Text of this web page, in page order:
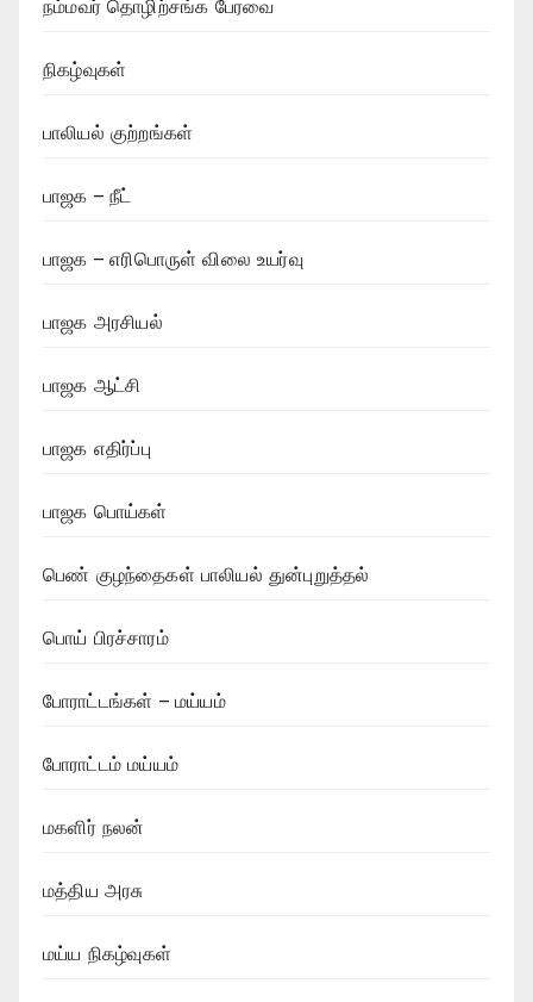
நம்மவர் தொழிற்சங்க பேரவை
நிகழ்வுகள்
பாலியல் குற்றங்கள்
பாஜக – நீட்
பாஜக – எரிபொருள் விலை உயர்வு
பாஜக அரசியல்
பாஜக ஆட்சி
பாஜக எதிர்ப்பு
பாஜக பொய்கள்
பெண் குழந்தைகள் பாலியல் துன்புறுத்தல்
பொய் பிரச்சாரம்
போராட்டங்கள் – மய்யம்
போராட்டம் மய்யம்
மகளிர் நலன்
மத்திய அரசு
மய்ய நிகழ்வுகள்